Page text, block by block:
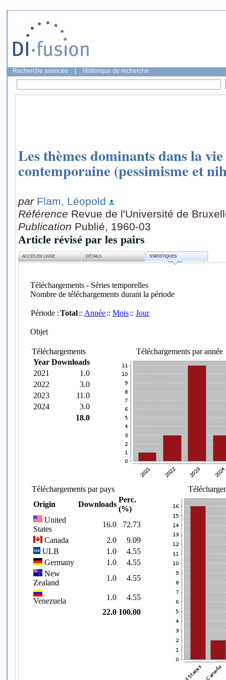
Recherche avancée Historique de recherche
Les thèmes dominants dans la
contemporaine (pessimisme et
par Flam, Léopold
Référence Revue de l'Université de
Publication Publié, 1960-03
Article révisé par les pairs
ACCÈS EN LIGNE DÉTAILS STATISTIQUES